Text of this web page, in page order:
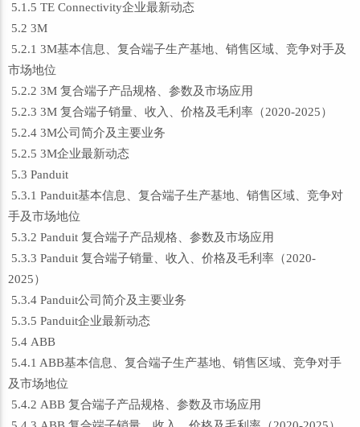
5.1.5 TE Connectivity企业最新动态
5.2 3M
5.2.1 3M基本信息、复合端子生产基地、销售区域、竞争对手及
市场地位
5.2.2 3M 复合端子产品规格、参数及市场应用
5.2.3 3M 复合端子销量、收入、价格及毛利率（2020-2025）
5.2.4 3M公司简介及主要业务
5.2.5 3M企业最新动态
5.3 Panduit
5.3.1 Panduit基本信息、复合端子生产基地、销售区域、竞争对
手及市场地位
5.3.2 Panduit 复合端子产品规格、参数及市场应用
5.3.3 Panduit 复合端子销量、收入、价格及毛利率（2020-
2025）
5.3.4 Panduit公司简介及主要业务
5.3.5 Panduit企业最新动态
5.4 ABB
5.4.1 ABB基本信息、复合端子生产基地、销售区域、竞争对手
及市场地位
5.4.2 ABB 复合端子产品规格、参数及市场应用